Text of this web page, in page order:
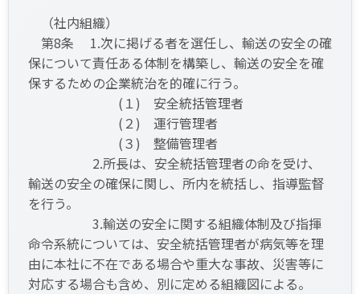
（社内組織）
第8条 1.次に掲げる者を選任し、輸送の安全の確
保について責任ある体制を構築し、輸送の安全を確
保するための企業統治を的確に行う。
(１) 安全統括管理者
(２) 運行管理者
(３) 整備管理者
2.所長は、安全統括管理者の命を受け、
輸送の安全の確保に関し、所内を統括し、指導監督
を行う。
3.輸送の安全に関する組織体制及び指揮
命令系統については、安全統括管理者が病気等を理
由に本社に不在である場合や重大な事故、災害等に
対応する場合も含め、別に定める組織図による。